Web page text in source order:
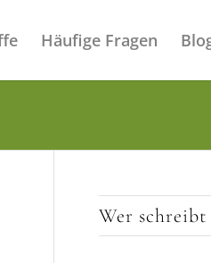
Häufige Fragen
Wer schreibt